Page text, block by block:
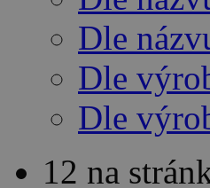
Dle
Dle
Dle
12 na